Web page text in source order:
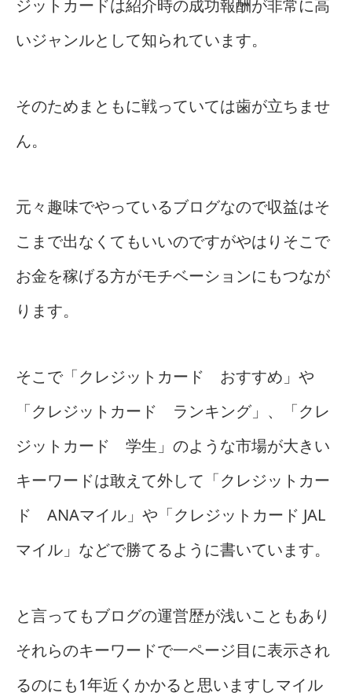
ジットカードは紹介時の成功報酬が非常に高
いジャンルとして知られています。
そのためまともに戦っていては歯が立ちませ
ん。
元々趣味でやっているブログなので収益はそ
こまで出なくてもいいのですがやはりそこで
お金を稼げる方がモチベーションにもつなが
ります。
そこで「クレジットカード おすすめ」や
「クレジットカード ランキング」、「クレ
ジットカード 学生」のような市場が大きい
キーワードは敢えて外して「クレジットカー
ド ANAマイル」や「クレジットカード JAL
マイル」などで勝てるように書いています。
と言ってもブログの運営歴が浅いこともあり
それらのキーワードで一ページ目に表示され
るのにも1年近くかかると思いますしマイル